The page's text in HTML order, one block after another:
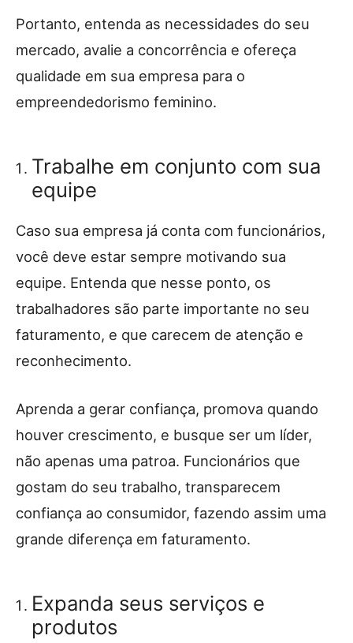
Portanto, entenda as necessidades do seu
mercado, avalie a concorrência e ofereça
qualidade em sua empresa para o
empreendedorismo feminino.
Trabalhe em conjunto com sua
equipe
Caso sua empresa já conta com funcionários,
você deve estar sempre motivando sua
equipe. Entenda que nesse ponto, os
trabalhadores são parte importante no seu
faturamento, e que carecem de atenção e
reconhecimento.
Aprenda a gerar confiança, promova quando
houver crescimento, e busque ser um líder,
não apenas uma patroa. Funcionários que
gostam do seu trabalho, transparecem
confiança ao consumidor, fazendo assim uma
grande diferença em faturamento.
Expanda seus serviços e
produtos